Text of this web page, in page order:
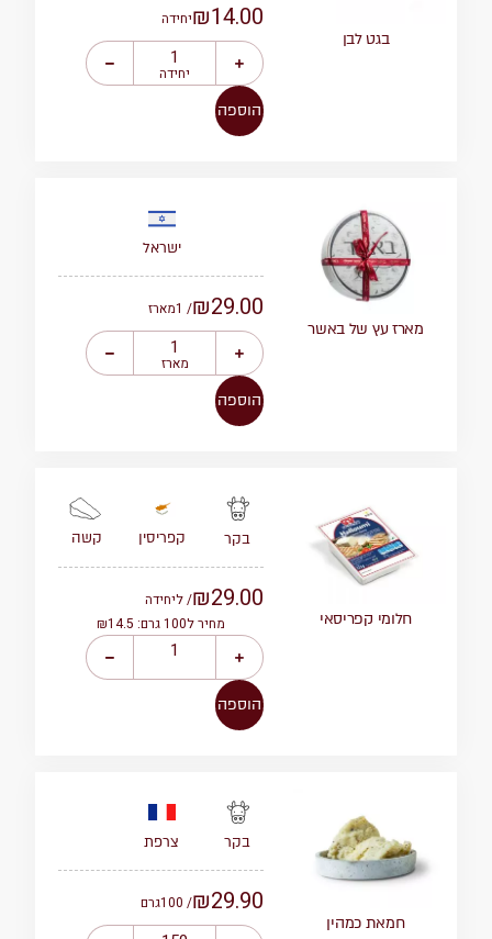
בגט לבן
₪14.00 יחידה
יחידה
הוספה
מארז עץ של באשר
ישראל
₪29.00
/ 1 מארז
מארז
הוספה
חלומי קפריסאי
בקר קפריסין קשה
₪29.00
/ ליחידה
מחיר ל100 גרם: ₪14.5
הוספה
חמאת כמהין
בקר צרפת
₪29.90
/ 100 גרם